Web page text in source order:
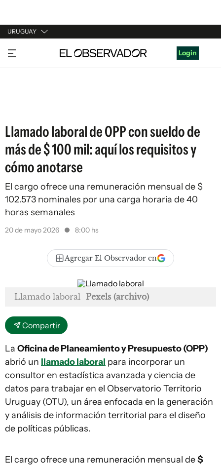
URUGUAY
URUGUAY
ARGENTINA
Login
Llamado laboral de OPP con sueldo de
más de $ 100 mil: aquí los requisitos y
cómo anotarse
El cargo ofrece una remuneración mensual de $
102.573 nominales por una carga horaria de 40
horas semanales
20 de mayo 2026 8:00 hs
Agregar El Observador en
Llamado laboral Pexels (archivo)
Compartir
La Oficina de Planeamiento y Presupuesto (OPP)
abrió un llamado laboral para incorporar un
consultor en estadística avanzada y ciencia de
datos para trabajar en el Observatorio Territorio
Uruguay (OTU), un área enfocada en la generación
y análisis de información territorial para el diseño
de políticas públicas.
El cargo ofrece una remuneración mensual de$